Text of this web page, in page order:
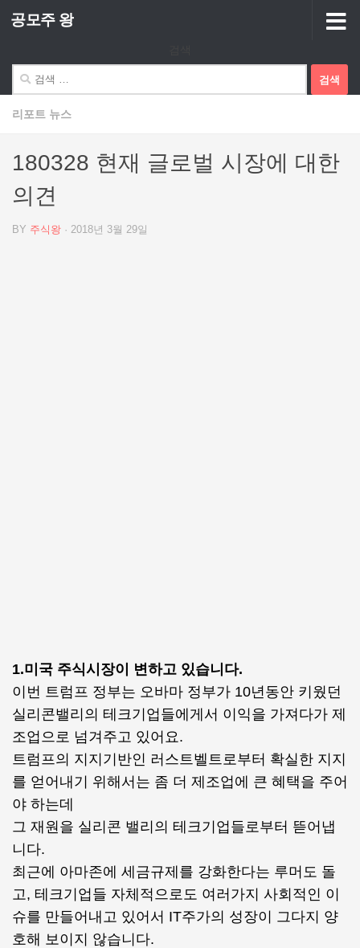
Skip to content
공모주 왕
색:
리포트 뉴스
180328 현재 글로벌 시장에 대한
의견
BY 주식왕 · 2018년 3월 29일
1.미국 주식시장이 변하고 있습니다.
이번 트럼프 정부는 오바마 정부가 10년동안 키웠던
실리콘밸리의 테크기업들에게서 이익을 가져다가 제
조업으로 넘겨주고 있어요.
트럼프의 지지기반인 러스트벨트로부터 확실한 지지
를 얻어내기 위해서는 좀 더 제조업에 큰 혜택을 주어
야 하는데
그 재원을 실리콘 밸리의 테크기업들로부터 뜯어냅
니다.
최근에 아마존에 세금규제를 강화한다는 루머도 돌
고, 테크기업들 자체적으로도 여러가지 사회적인 이
슈를 만들어내고 있어서 IT주가의 성장이 그다지 양
호해 보이지 않습니다.